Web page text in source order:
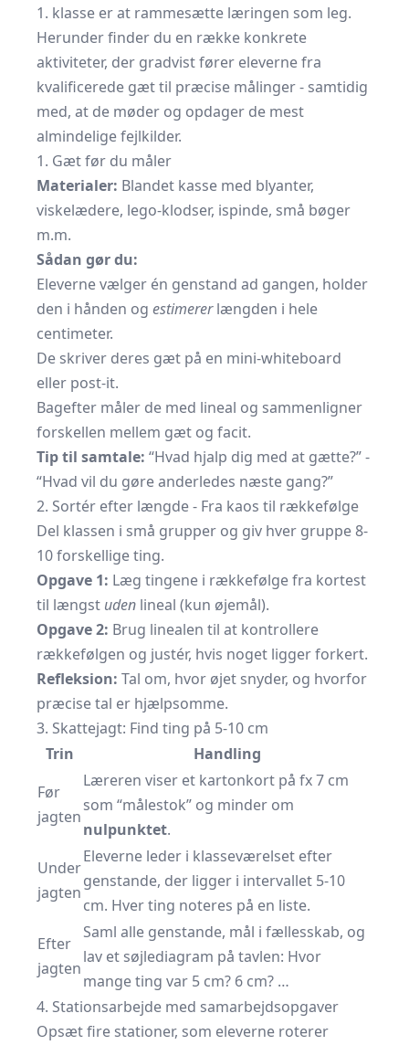
1. klasse er at rammesætte læringen som leg.
Herunder finder du en række konkrete
aktiviteter, der gradvist fører eleverne fra
kvalificerede gæt til præcise målinger - samtidig
med, at de møder og opdager de mest
almindelige fejlkilder.
1. Gæt før du måler
Materialer: Blandet kasse med blyanter,
viskelædere, lego-klodser, ispinde, små bøger
m.m.
Sådan gør du:
Eleverne vælger én genstand ad gangen, holder
den i hånden og estimererlængden i hele
centimeter.
De skriver deres gæt på en mini-whiteboard
eller post-it.
Bagefter måler de med lineal og sammenligner
forskellen mellem gæt og facit.
Tip til samtale: “Hvad hjalp dig med at gætte?” -
“Hvad vil du gøre anderledes næste gang?”
2. Sortér efter længde - Fra kaos til rækkefølge
Del klassen i små grupper og giv hver gruppe 8-
10 forskellige ting.
Opgave 1: Læg tingene i rækkefølge fra kortest
til længst uden lineal (kun øjemål).
Opgave 2: Brug linealen til at kontrollere
rækkefølgen og justér, hvis noget ligger forkert.
Refleksion: Tal om, hvor øjet snyder, og hvorfor
præcise tal er hjælpsomme.
3. Skattejagt: Find ting på 5-10 cm
Trin
Handling
Før
jagten
Læreren viser et kartonkort på fx 7 cm
som “målestok” og minder om
nulpunktet.
Under
jagten
Eleverne leder i klasseværelset efter
genstande, der ligger i intervallet 5-10
cm. Hver ting noteres på en liste.
Efter
jagten
Saml alle genstande, mål i fællesskab, og
lav et søjlediagram på tavlen: Hvor
mange ting var 5 cm? 6 cm? …
4. Stationsarbejde med samarbejdsopgaver
Opsæt fire stationer, som eleverne roterer